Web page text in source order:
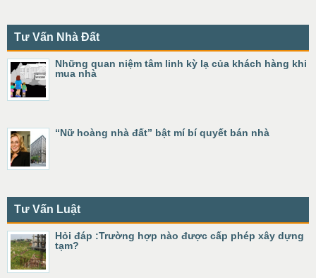
Tư Vấn Nhà Đất
Những quan niệm tâm linh kỳ lạ của khách hàng khi
mua nhà
“Nữ hoàng nhà đất” bật mí bí quyết bán nhà
Tư Vấn Luật
Hỏi đáp :Trường hợp nào được cấp phép xây dựng
tạm?